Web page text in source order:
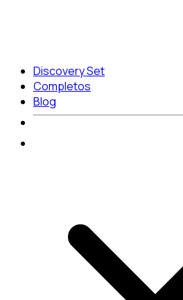
Discovery Set
Completos
Blog